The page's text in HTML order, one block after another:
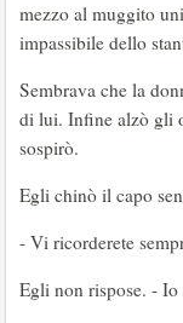
mezzo al muggito
impassibile dello
Sembrava che la
di lui. Infine alzò gli
sospirò.
Egli chinò il capo
- Vi ricorderete
Egli non rispose. -